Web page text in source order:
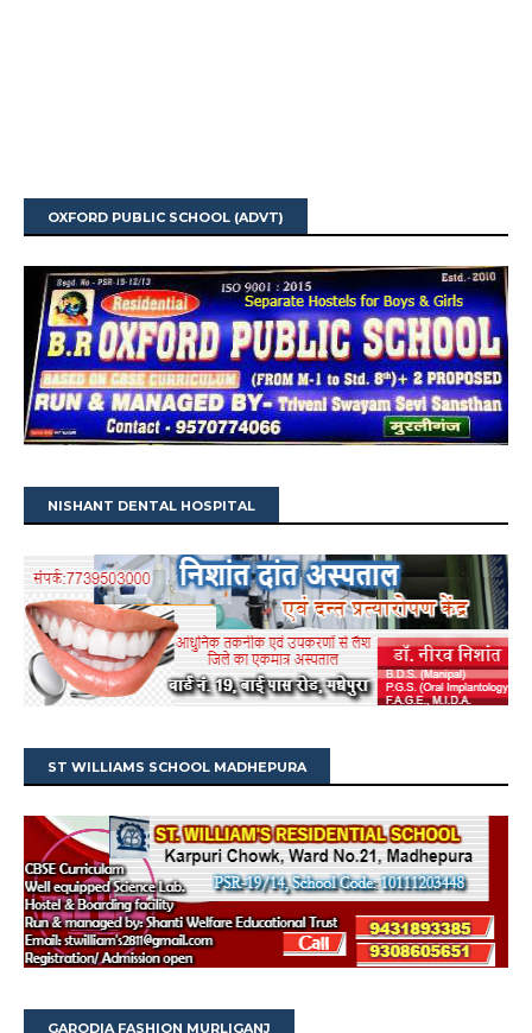
OXFORD PUBLIC SCHOOL (ADVT)
NISHANT DENTAL HOSPITAL
ST WILLIAMS SCHOOL MADHEPURA
GARODIA FASHION MURLIGANJ